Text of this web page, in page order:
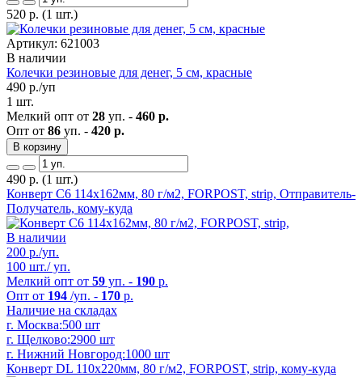
520 р. (1 шт.)
Артикул: 621003
В наличии
Колечки резиновые для денег, 5 см, красные
490 р./уп
1 шт.
Мелкий опт от 28 уп. - 460 р.
Опт от 86 уп. - 420 р.
В корзину
490 р. (1 шт.)
Конверт C6 114x162мм, 80 г/м2, FORPOST, strip, Отправитель-
Получатель, кому-куда
В наличии
200 р./уп.
100 шт./ уп.
Мелкий опт от 59 уп. - 190 р.
Опт от 194 /уп. - 170 р.
Наличие на складах
г. Москва:500 шт
г. Щелково:2900 шт
г. Нижний Новгород:1000 шт
Конверт DL 110x220мм, 80 г/м2, FORPOST, strip, кому-куда